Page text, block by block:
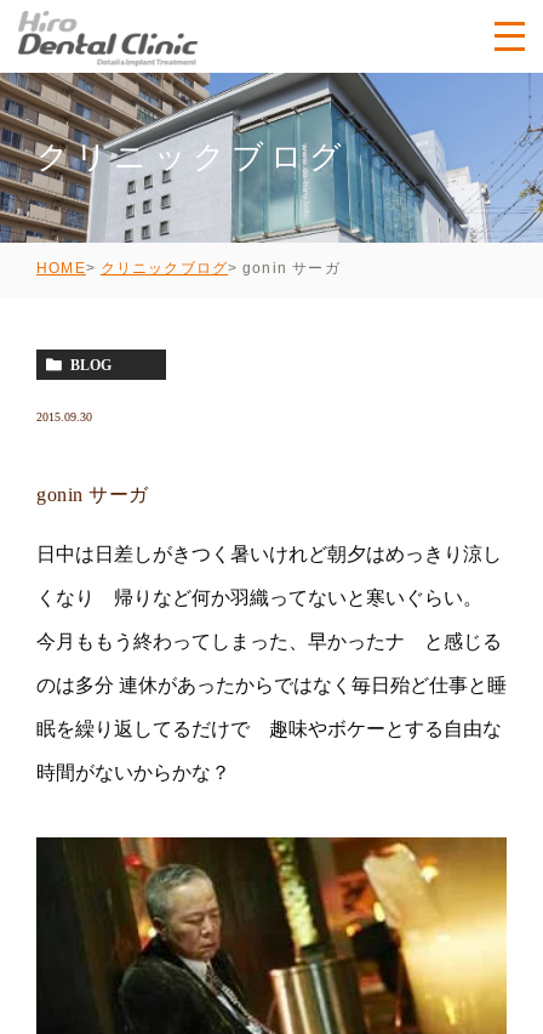
クリニックブログ
HOME クリニックブログ gonin サーガ
BLOG
2015.09.30
gonin サーガ
日中は日差しがきつく暑いけれど朝夕はめっきり涼し
くなり 帰りなど何か羽織ってないと寒いぐらい。
今月ももう終わってしまった、早かったナ と感じる
のは多分 連休があったからではなく毎日殆ど仕事と睡
眠を繰り返してるだけで 趣味やボケーとする自由な
時間がないからかな？